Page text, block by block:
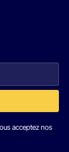
acceptez nos